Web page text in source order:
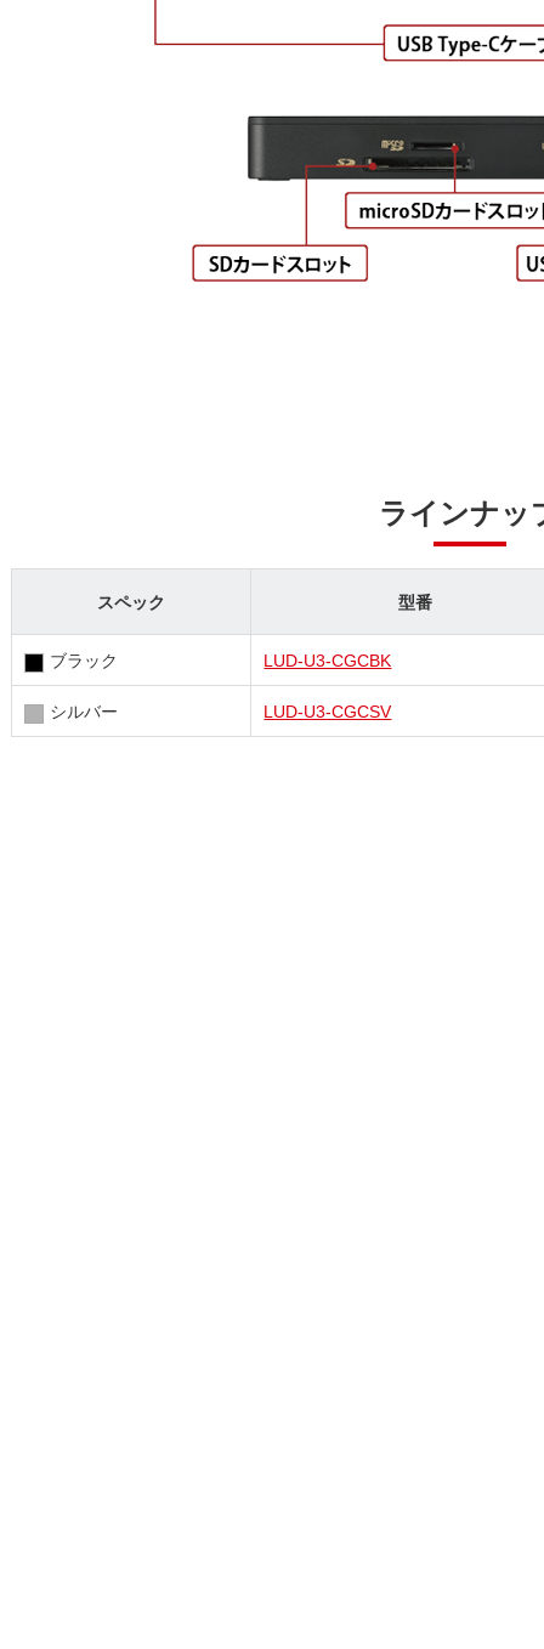
ラインナッ
スペック 型番
ブラック LUD-U3-CGCBK
シルバー LUD-U3-CGCSV